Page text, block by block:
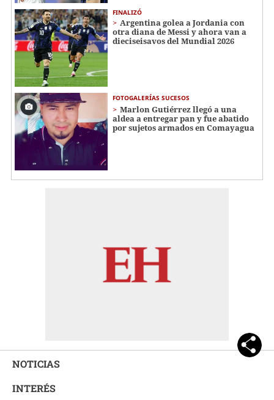
FINALIZÓ
Argentina golea a Jordania con
otra diana de Messi y ahora van a
dieciseisavos del Mundial 2026
FOTOGALERÍAS SUCESOS
Marlon Gutiérrez llegó a una
aldea a entregar pan y fue abatido
por sujetos armados en Comayagua
NOTICIAS
INTERÉS